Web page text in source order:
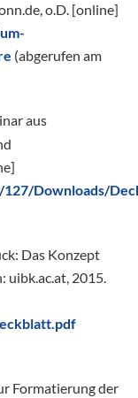
o.D. [online]
(abgerufen am
aus
Downloads/
Das Konzept
uibk.ac.at, 2015.
Formatierung der